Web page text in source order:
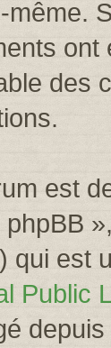
même.
ont
des
est
phpBB
qui est
Public
depuis